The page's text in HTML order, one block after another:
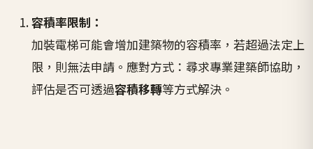
容積率限制：
加裝電梯可能會增加建築物的容積率，若超過法定上
限，則無法申請。應對方式：尋求專業建築師協助，
評估是否可透過容積移轉等方式解決。